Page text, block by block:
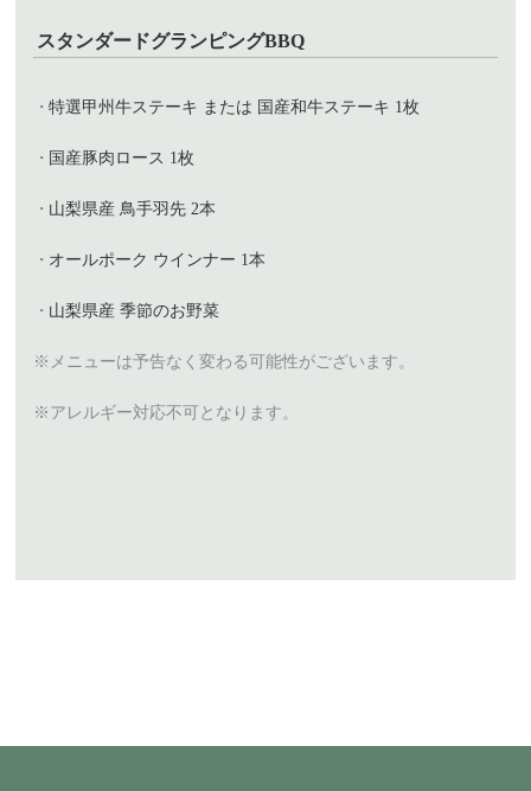
スタンダードグランピングBBQ
特選甲州牛ステーキ または 国産和牛ステーキ 1枚
国産豚肉ロース 1枚
山梨県産 鳥手羽先 2本
オールポーク ウインナー 1本
山梨県産 季節のお野菜
※メニューは予告なく変わる可能性がございます。
※アレルギー対応不可となります。